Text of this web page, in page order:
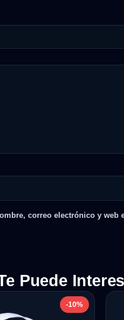
correo electrónico y web
Puede
-10%